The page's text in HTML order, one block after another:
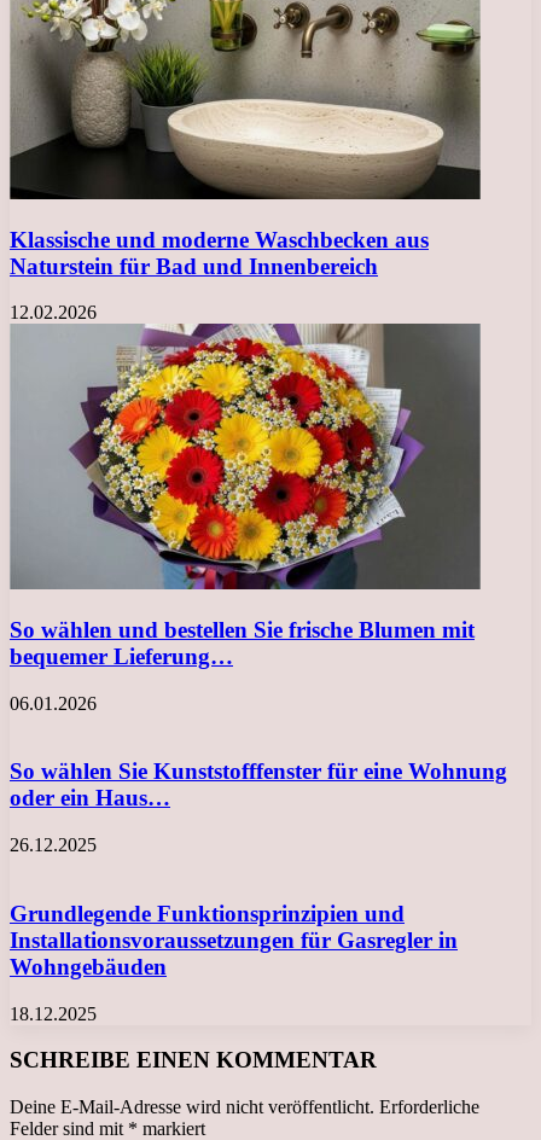
Klassische und moderne Waschbecken aus
Naturstein für Bad und Innenbereich
12.02.2026
So wählen und bestellen Sie frische Blumen mit
bequemer Lieferung…
06.01.2026
So wählen Sie Kunststofffenster für eine Wohnung
oder ein Haus…
26.12.2025
Grundlegende Funktionsprinzipien und
Installationsvoraussetzungen für Gasregler in
Wohngebäuden
18.12.2025
SCHREIBE EINEN KOMMENTAR
Deine E-Mail-Adresse wird nicht veröffentlicht. Erforderliche
Felder sind mit * markiert